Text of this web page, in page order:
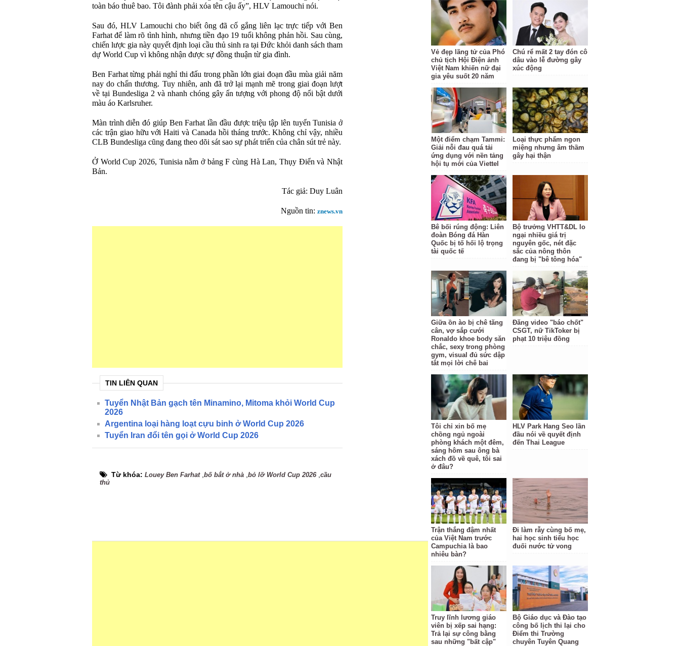
toàn báo thuê bao. Tôi đành phải xóa tên cậu ấy”, HLV Lamouchi nói.
Sau đó, HLV Lamouchi cho biết ông đã cố gắng liên lạc trực tiếp với Ben
Farhat để làm rõ tình hình, nhưng tiền đạo 19 tuổi không phản hồi. Sau cùng,
chiến lược gia này quyết định loại cầu thủ sinh ra tại Đức khỏi danh sách tham
dự World Cup vì không nhận được sự đồng thuận từ gia đình.
Ben Farhat từng phải nghỉ thi đấu trong phần lớn giai đoạn đầu mùa giải năm
nay do chấn thương. Tuy nhiên, anh đã trở lại mạnh mẽ trong giai đoạn lượt
về tại Bundesliga 2 và nhanh chóng gây ấn tượng với phong độ nổi bật dưới
màu áo Karlsruher.
Màn trình diễn đó giúp Ben Farhat lần đầu được triệu tập lên tuyển Tunisia ở
các trận giao hữu với Haiti và Canada hồi tháng trước. Không chỉ vậy, nhiều
CLB Bundesliga cũng đang theo dõi sát sao sự phát triển của chân sút trẻ này.
Ở World Cup 2026, Tunisia nằm ở bảng F cùng Hà Lan, Thụy Điển và Nhật
Bản.
Tác giả: Duy Luân
Nguồn tin: znews.vn
TIN LIÊN QUAN
Tuyển Nhật Bản gạch tên Minamino, Mitoma khỏi World Cup
2026
Argentina loại hàng loạt cựu binh ở World Cup 2026
Tuyển Iran đổi tên gọi ở World Cup 2026
Từ khóa: Louey Ben Farhat, bố bắt ở nhà bỏ lỡ World Cup 2026, cầu
thủ
Vẻ đẹp lãng tử của Phó
chủ tịch Hội Điện ảnh
Việt Nam khiến nữ đại
gia yêu suốt 20 năm
Chú rể mất 2 tay đón cô
dâu vào lễ đường gây
xúc động
Một điểm chạm Tammi:
Giải nỗi đau quá tải
ứng dụng với nền tảng
hội tụ mới của Viettel
Loại thực phẩm ngon
miệng nhưng âm thầm
gây hại thận
Bê bối rúng động: Liên
đoàn Bóng đá Hàn
Quốc bị tố hối lộ trọng
tài quốc tế
Bộ trưởng VHTT&DL lo
ngại nhiều giá trị
nguyên gốc, nét đặc
sắc của nông thôn
đang bị "bê tông hóa"
Giữa ồn ào bị chê tăng
cân, vợ sắp cưới
Ronaldo khoe body săn
chắc, sexy trong phòng
gym, visual đủ sức dập
tắt mọi lời chê bai
Đăng video "báo chốt"
CSGT, nữ TikToker bị
phạt 10 triệu đồng
Tôi chỉ xin bố mẹ
chồng ngủ ngoài
phòng khách một đêm,
sáng hôm sau ông bà
xách đồ về quê, tôi sai
ở đâu?
HLV Park Hang Seo lần
đầu nói về quyết định
đến Thai League
Trận thắng đậm nhất
của Việt Nam trước
Campuchia là bao
nhiêu bàn?
Đi làm rẫy cùng bố mẹ,
hai học sinh tiểu học
đuối nước tử vong
Truy lĩnh lương giáo
viên bị xếp sai hạng:
Trả lại sự công bằng
sau những "bất cập"
Bộ Giáo dục và Đào tạo
công bố lịch thi lại cho
Điểm thi Trường
chuyên Tuyên Quang